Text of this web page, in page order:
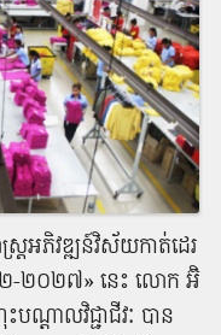
ត្រ​អភិវឌ្ឍន៍​វិស័យ​កាត់ដេរ
២-២០២៧» ​នេះ លោក អ៊ិ​
បណ្តាល​វិជ្ជាជីវៈ បាន​